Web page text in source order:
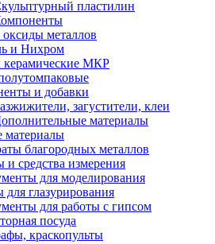
пластилин
металлов
и Нихром
керамические МКР
и добавки
загустители, клеи
материалы
материалы
благородных металлов
средства измерения
для моделирования
глазурирования
для работы с гипсом
посуда
краскопульты